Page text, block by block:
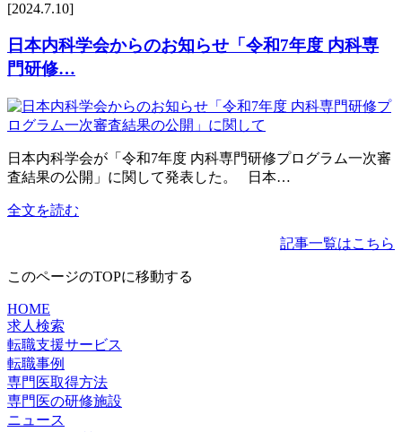
[2024.7.10]
日本内科学会からのお知らせ「令和7年度 内科専
門研修…
日本内科学会が「令和7年度 内科専門研修プログラム一次審
査結果の公開」に関して発表した。 日本…
全文を読む
記事一覧はこちら
このページのTOPに移動する
HOME
求人検索
転職支援サービス
転職事例
専門医取得方法
専門医の研修施設
ニュース